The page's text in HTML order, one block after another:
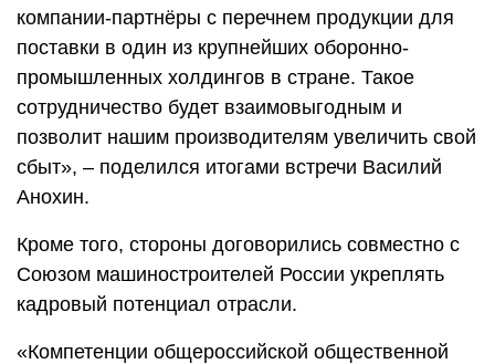
компании-партнёры с перечнем продукции для
поставки в один из крупнейших оборонно-
промышленных холдингов в стране. Такое
сотрудничество будет взаимовыгодным и
позволит нашим производителям увеличить свой
сбыт», – поделился итогами встречи Василий
Анохин.
Кроме того, стороны договорились совместно с
Союзом машиностроителей России укреплять
кадровый потенциал отрасли.
«Компетенции общероссийской общественной